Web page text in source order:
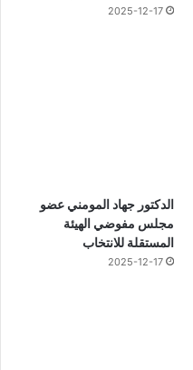
2025-12-17
الدكتور جهاد المومني عضو
مجلس مفوضي الهيئة
المستقلة للانتخاب
2025-12-17